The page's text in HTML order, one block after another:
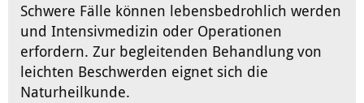
Schwere Fälle können lebensbedrohlich werden
und Intensivmedizin oder Operationen
erfordern. Zur begleitenden Behandlung von
leichten Beschwerden eignet sich die
Naturheilkunde.